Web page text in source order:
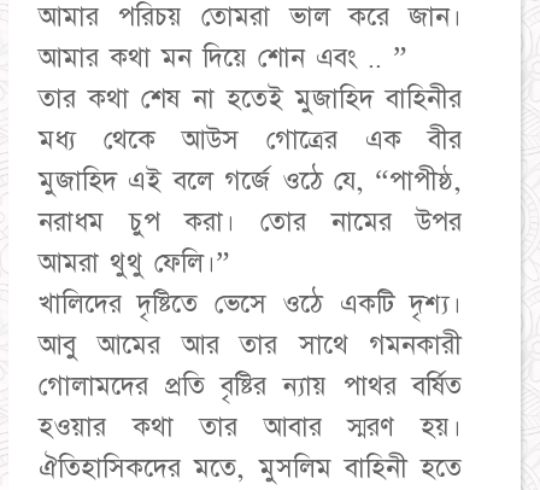
আমার পরিচয় তোমরা ভাল করে জান।
আমার কথা মন দিয়ে শোন এবং .. ”
তার কথা শেষ না হতেই মুজাহিদ বাহিনীর
মধ্য থেকে আউস গোত্রের এক বীর
মুজাহিদ এই বলে গর্জে ওঠে যে, “পাপীষ্ঠ,
নরাধম চুপ করা। তোর নামের উপর
আমরা থুথু ফেলি।”
খালিদের দৃষ্টিতে ভেসে ওঠে একটি দৃশ্য।
আবু আমের আর তার সাথে গমনকারী
গোলামদের প্রতি বৃষ্টির ন্যায় পাথর বর্ষিত
হওয়ার কথা তার আবার স্মরণ হয়।
ঐতিহাসিকদের মতে, মুসলিম বাহিনী হতে